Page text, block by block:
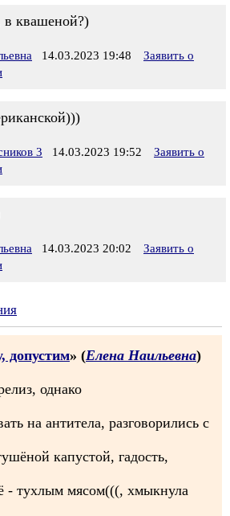
в квашеной?)
14.03.2023 19:48
Заявить о
3 14.03.2023 19:52
Заявить о
14.03.2023 20:02
Заявить о
допустим» (Елена Наильевна)
однако
на антитела, разговорились с
капустой, гадость,
- тухлым мясом(((, хмыкнула